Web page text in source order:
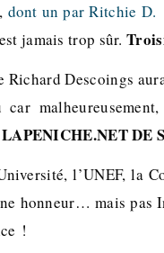
dont un par Ritchie
jamais trop sûr.
Descoings
car
DE
l’UNEF, la
honneur… mais pas
!